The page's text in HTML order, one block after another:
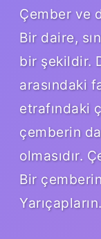
Çember ve
Bir daire,
bir şekildir.
arasındaki
etrafındaki
çemberin
olmasıdır.
Bir